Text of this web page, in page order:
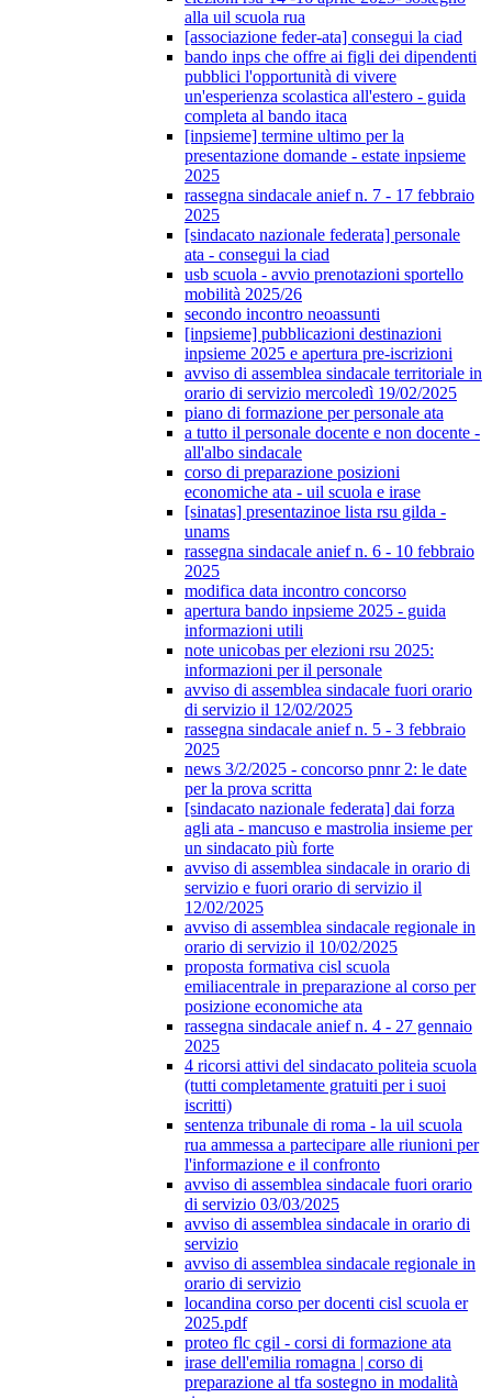
alla uil scuola rua
[associazione feder-ata] consegui la ciad
bando inps che offre ai figli dei dipendenti
pubblici l'opportunità di vivere
un'esperienza scolastica all'estero - guida
completa al bando itaca
[inpsieme] termine ultimo per la
presentazione domande - estate inpsieme
2025
rassegna sindacale anief n. 7 - 17 febbraio
2025
[sindacato nazionale federata] personale
ata - consegui la ciad
usb scuola - avvio prenotazioni sportello
mobilità 2025/26
secondo incontro neoassunti
[inpsieme] pubblicazioni destinazioni
inpsieme 2025 e apertura pre-iscrizioni
avviso di assemblea sindacale territoriale in
orario di servizio mercoledì 19/02/2025
piano di formazione per personale ata
a tutto il personale docente e non docente -
all'albo sindacale
corso di preparazione posizioni
economiche ata - uil scuola e irase
[sinatas] presentazinoe lista rsu gilda -
unams
rassegna sindacale anief n. 6 - 10 febbraio
2025
modifica data incontro concorso
apertura bando inpsieme 2025 - guida
informazioni utili
note unicobas per elezioni rsu 2025:
informazioni per il personale
avviso di assemblea sindacale fuori orario
di servizio il 12/02/2025
rassegna sindacale anief n. 5 - 3 febbraio
2025
news 3/2/2025 - concorso pnnr 2: le date
per la prova scritta
[sindacato nazionale federata] dai forza
agli ata - mancuso e mastrolia insieme per
un sindacato più forte
avviso di assemblea sindacale in orario di
servizio e fuori orario di servizio il
12/02/2025
avviso di assemblea sindacale regionale in
orario di servizio il 10/02/2025
proposta formativa cisl scuola
emiliacentrale in preparazione al corso per
posizione economiche ata
rassegna sindacale anief n. 4 - 27 gennaio
2025
4 ricorsi attivi del sindacato politeia scuola
(tutti completamente gratuiti per i suoi
iscritti)
sentenza tribunale di roma - la uil scuola
rua ammessa a partecipare alle riunioni per
l'informazione e il confronto
avviso di assemblea sindacale fuori orario
di servizio 03/03/2025
avviso di assemblea sindacale in orario di
servizio
avviso di assemblea sindacale regionale in
orario di servizio
locandina corso per docenti cisl scuola er
2025.pdf
proteo flc cgil - corsi di formazione ata
irase dell'emilia romagna | corso di
preparazione al tfa sostegno in modalità